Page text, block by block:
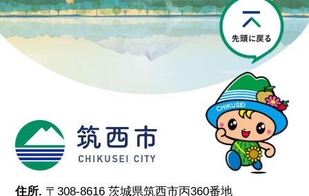
筑西市
住所. 〒308-8616 茨城県筑西市丙360番地